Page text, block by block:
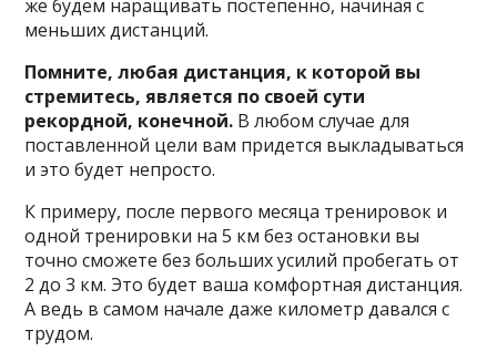
же будем наращивать постепенно, начиная с
меньших дистанций.
Помните, любая дистанция, к которой вы
стремитесь, является по своей сути
рекордной, конечной. В любом случае для
поставленной цели вам придется выкладываться
и это будет непросто.
К примеру, после первого месяца тренировок и
одной тренировки на 5 км без остановки вы
точно сможете без больших усилий пробегать от
2 до 3 км. Это будет ваша комфортная дистанция.
А ведь в самом начале даже километр давался с
трудом.